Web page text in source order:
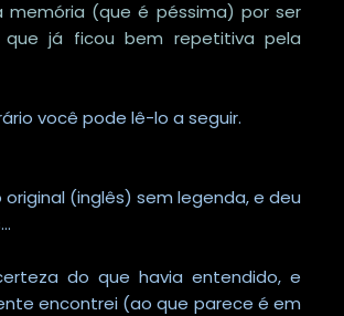
memória (que é péssima) por ser
já ficou bem repetitiva pela
você pode lê-lo a seguir.
(inglês) sem legenda, e deu
do que havia entendido, e
encontrei (ao que parece é em